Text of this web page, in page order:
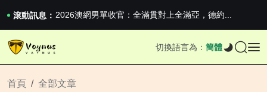
滾動訊息： 2026澳網男單收官：全滿貫對上全滿亞，德約...
《巔峰守衛 Highguard》正式上線，官...
iPhone 16e 釋出，蘋果你不要太離譜
iPhone 16e 釋出，蘋果你不要太離譜
切換語言為： 簡體
首頁
全部文章